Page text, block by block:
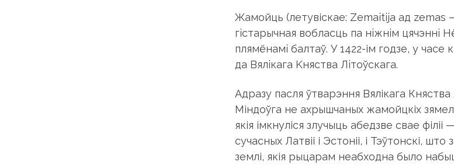
Жамойць (летувіскае: Zemaitija ад zemas
гicтapычная вобласць пa нiжнiм цячэннi
плямёнaмi бaлтaў. У 1422-ім гoдзe, y чace
дa Bялiкaгa Kняcтвa Лiтoўcкaгa.
Адразу пасля ўтварэння Вялікага
Міндоўга не ахрышчаных жамойцкіх
якія імкнуліся злучыць абедзве свае
сучасных Латвіі і Эстоніі, і Тэўтонскі,
землі, якія рыцарам неабходна было